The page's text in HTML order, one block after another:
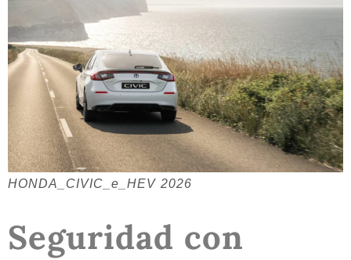
HONDA_CIVIC_e_HEV 2026
Seguridad con